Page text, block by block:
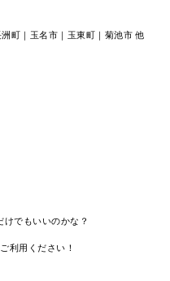
町｜玉名市｜玉東町｜菊池市 他
でもいいのかな？
利用ください！